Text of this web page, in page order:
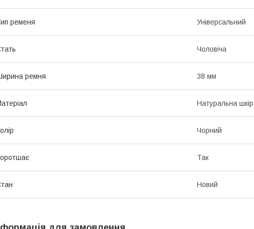
ременя Універсальний
Чоловіча
ремня 38 мм
Натуральна
Чорний
Так
Новий